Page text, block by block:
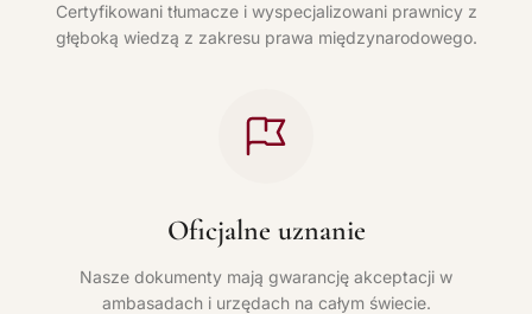
Certyfikowani tłumacze i wyspecjalizowani prawnicy z
głęboką wiedzą z zakresu prawa międzynarodowego.
Oficjalne uznanie
Nasze dokumenty mają gwarancję akceptacji w
ambasadach i urzędach na całym świecie.